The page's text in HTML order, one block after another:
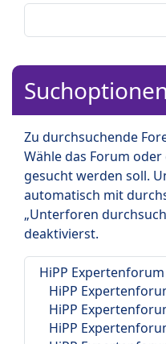
Suchoptionen
Zu durchsuchende
Wähle das Forum
gesucht werden soll.
automatisch mit
„Unterforen
deaktivierst.